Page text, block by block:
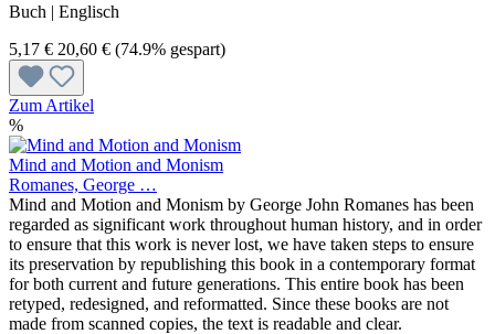
Buch | Englisch
5,17 € 20,60 € (74.9% gespart)
Zum Artikel
%
Mind and Motion and Monism
Romanes, George …
Mind and Motion and Monism by George John Romanes has been
regarded as significant work throughout human history, and in order
to ensure that this work is never lost, we have taken steps to ensure
its preservation by republishing this book in a contemporary format
for both current and future generations. This entire book has been
retyped, redesigned, and reformatted. Since these books are not
made from scanned copies, the text is readable and clear.